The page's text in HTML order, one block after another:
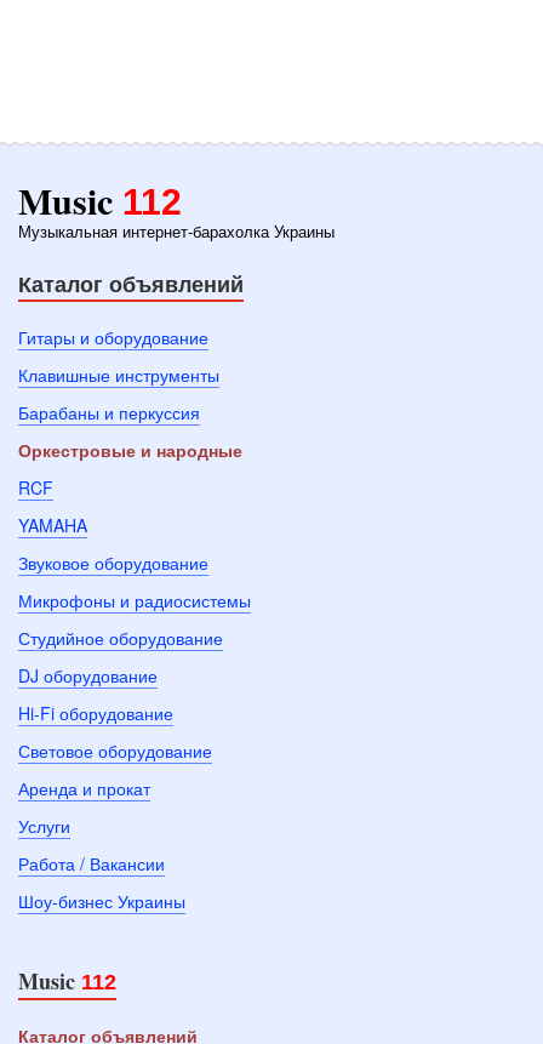
Music 112
Музыкальная интернет-барахолка Украины
Каталог объявлений
Гитары и оборудование
Клавишные инструменты
Барабаны и перкуссия
Оркестровые и народные
RCF
YAMAHA
Звуковое оборудование
Микрофоны и радиосистемы
Студийное оборудование
DJ оборудование
Hi-Fi оборудование
Световое оборудование
Аренда и прокат
Услуги
Работа / Вакансии
Шоу-бизнес Украины
Music 112
Каталог объявлений